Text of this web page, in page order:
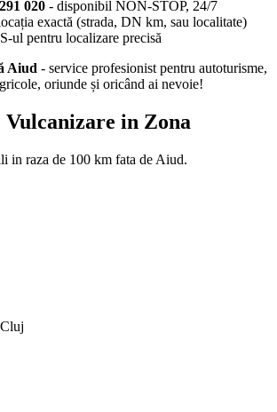
020 - disponibil NON-STOP, 24/7
exactă (strada, DN km, sau localitate)
ul pentru localizare precisă
Aiud - service profesionist pentru autoturisme,
oriunde și oricând ai nevoie!
in Zona
in raza de 100 km fata de Aiud.